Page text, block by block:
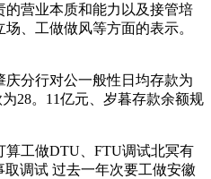
的营业本质和能力以及接管培
、工做做风等方面的表示。
分行对公一般性日均存款为
28。11亿元、岁暮存款余额规
工做DTU、FTU调试北冥有
调试 过去一年次要工做安徽